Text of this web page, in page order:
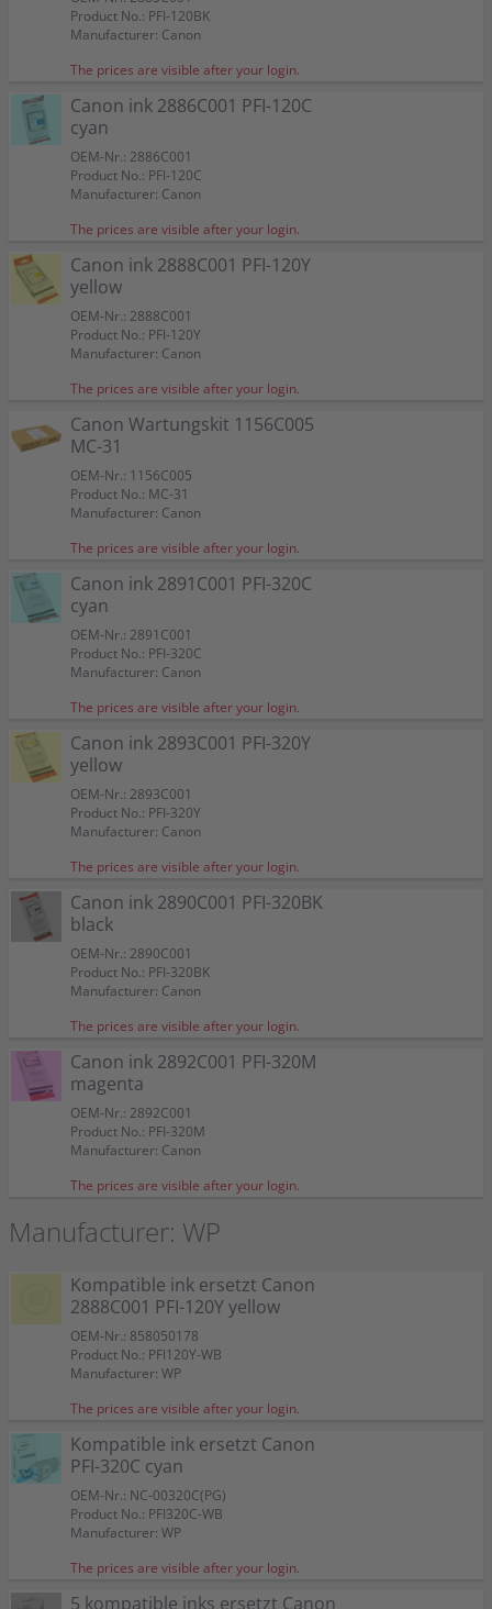
Product No.: PFI-120BK
Manufacturer: Canon
The prices are visible after your login.
Canon ink 2886C001 PFI-120C
cyan
OEM-Nr.: 2886C001
Product No.: PFI-120C
Manufacturer: Canon
The prices are visible after your login.
Canon ink 2888C001 PFI-120Y
yellow
OEM-Nr.: 2888C001
Product No.: PFI-120Y
Manufacturer: Canon
The prices are visible after your login.
Canon Wartungskit 1156C005
MC-31
OEM-Nr.: 1156C005
Product No.: MC-31
Manufacturer: Canon
The prices are visible after your login.
Canon ink 2891C001 PFI-320C
cyan
OEM-Nr.: 2891C001
Product No.: PFI-320C
Manufacturer: Canon
The prices are visible after your login.
Canon ink 2893C001 PFI-320Y
yellow
OEM-Nr.: 2893C001
Product No.: PFI-320Y
Manufacturer: Canon
The prices are visible after your login.
Canon ink 2890C001 PFI-320BK
black
OEM-Nr.: 2890C001
Product No.: PFI-320BK
Manufacturer: Canon
The prices are visible after your login.
Canon ink 2892C001 PFI-320M
magenta
OEM-Nr.: 2892C001
Product No.: PFI-320M
Manufacturer: Canon
The prices are visible after your login.
Manufacturer: WP
Kompatible ink ersetzt Canon
2888C001 PFI-120Y yellow
OEM-Nr.: 858050178
Product No.: PFI120Y-WB
Manufacturer: WP
The prices are visible after your login.
Kompatible ink ersetzt Canon
PFI-320C cyan
OEM-Nr.: NC-00320C(PG)
Product No.: PFI320C-WB
Manufacturer: WP
The prices are visible after your login.
5 kompatible inks ersetzt Canon